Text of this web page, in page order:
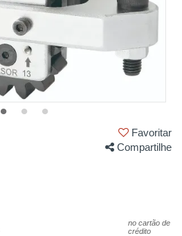
Favoritar
Compartilhe
no cartão de
crédito